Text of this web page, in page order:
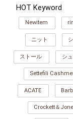
HOT Keyword
Newitem
ニット
ストール シ
Settefili
ACATE
Crockett＆